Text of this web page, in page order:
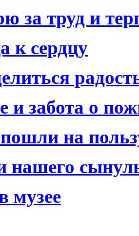
за труд и
к сердцу
и забота о
на
нашего
музее